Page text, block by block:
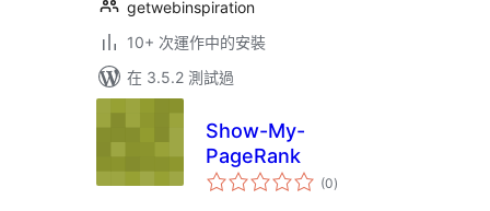
getwebinspiration
10+ 次運作中的安裝
在 3.5.2 測試過
Show-My-
PageRank
(0總
評)